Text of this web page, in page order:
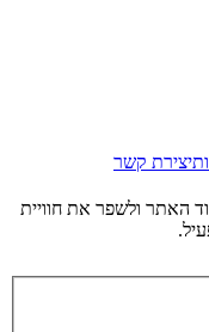
יצירת קשר
האתר ולשפר את חוויית